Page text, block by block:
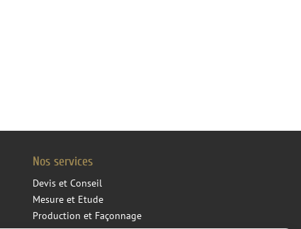
Nos services
Devis et Conseil
Mesure et Etude
Production et Façonnage